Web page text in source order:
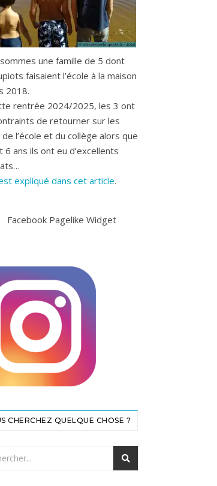
une famille de 5 dont
faisaient l’école à la maison
2018.
rentrée 2024/2025, les 3 ont
de retourner sur les
de l’école et du collège alors que
6 ans ils ont eu d’excellents
expliqué dans cet article.
CHERCHEZ QUELQUE CHOSE ?